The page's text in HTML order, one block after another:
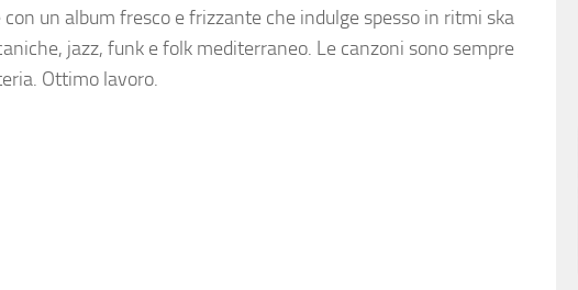
un album fresco e frizzante che indulge spesso in ritmi ska
jazz, funk e folk mediterraneo. Le canzoni sono sempre
Ottimo lavoro.